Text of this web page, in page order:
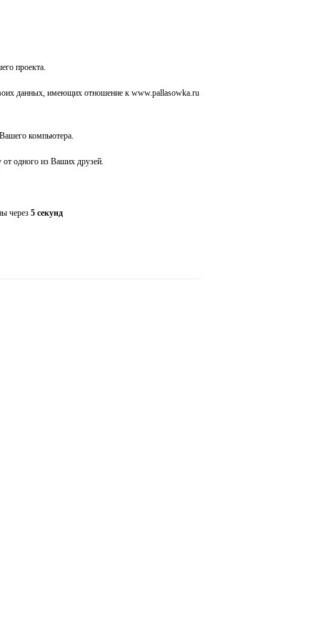
проекта.
данных, имеющих отношение к www.pallasowka.ru
компьютера.
от одного из Ваших друзей.
через 5 секунд